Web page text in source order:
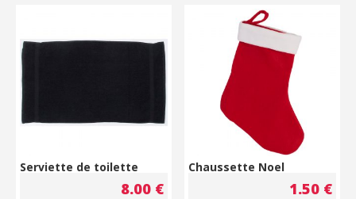
Serviette de toilette
8.00 €
Chaussette Noel
1.50 €